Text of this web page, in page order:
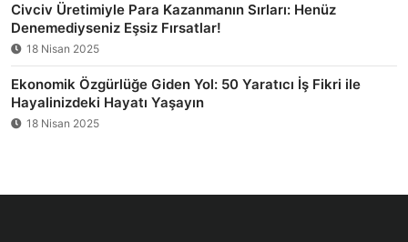
Civciv Üretimiyle Para Kazanmanın Sırları: Henüz
Denemediyseniz Eşsiz Fırsatlar!
18 Nisan 2025
Ekonomik Özgürlüğe Giden Yol: 50 Yaratıcı İş Fikri ile
Hayalinizdeki Hayatı Yaşayın
18 Nisan 2025